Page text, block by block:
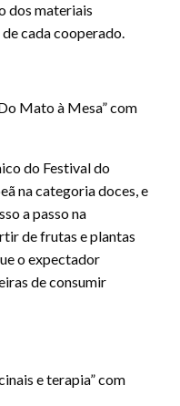
dos materiais
cada cooperado.
Mato à Mesa” com
do Festival do
na categoria doces, e
a passo na
de frutas e plantas
o expectador
de consumir
e terapia” com